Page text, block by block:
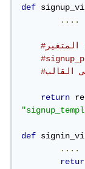
def
....
المتغير
القالب
return
def
....